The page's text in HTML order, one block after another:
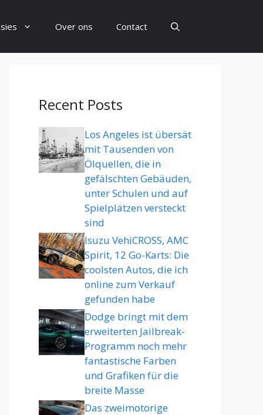
Over ons Contact
Recent Posts
Los Angeles ist übersät
mit Tausenden von
Ölquellen, die in
gefälschten Gebäuden,
unter Schulen und auf
Spielplätzen versteckt
sind
Isuzu VehiCROSS, AMC
Spirit, 12 Go-Karts: Die
coolsten Autos, die ich
online zum Verkauf
gefunden habe
Dodge bringt mit dem
erweiterten Jailbreak-
Programm noch mehr
fantastische Farben
und Grafiken für die
breite Masse
Das zweimotorige